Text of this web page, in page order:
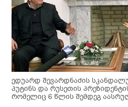
ედუარდ შევარდნაძის
პუტინს და რუსეთის
რომელიც 6 წლის შემდეგ